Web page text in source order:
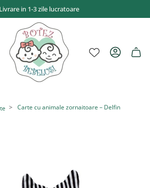
Livrare in 1-3 zile lucratoare
CONT
Carte cu animale zornaitoare – Delfin